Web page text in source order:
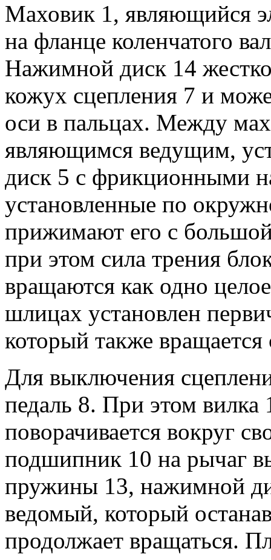
Маховик 1, являющийся
на фланце коленчатого
Нажимной диск 14
кожух сцепления 7 и
оси в пальцах. Между
являющимся ведущим,
диск 5 с фрикционными
установленные по
прижимают его с
при этом сила трения
вращаются как одно
шлицах установлен
который также вращается
Для выключения
педаль 8. При этом
поворачивается вокруг
подшипник 10 на рычаг
пружины 13, нажимной
ведомый, который
продолжает вращаться.